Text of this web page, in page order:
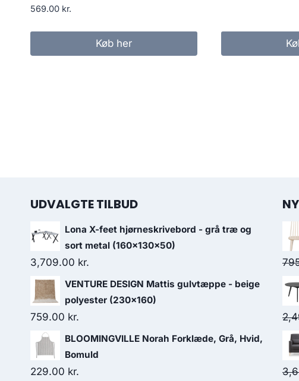
569.00 kr.
Køb her
UDVALGTE TILBUD
Lona X-feet hjørneskrivebord - grå træ og
sort metal (160x130x50)
3,709.00 kr.
VENTURE DESIGN Mattis gulvtæppe - beige
polyester (230x160)
759.00 kr.
BLOOMINGVILLE Norah Forklæde, Grå, Hvid,
Bomuld
229.00 kr.